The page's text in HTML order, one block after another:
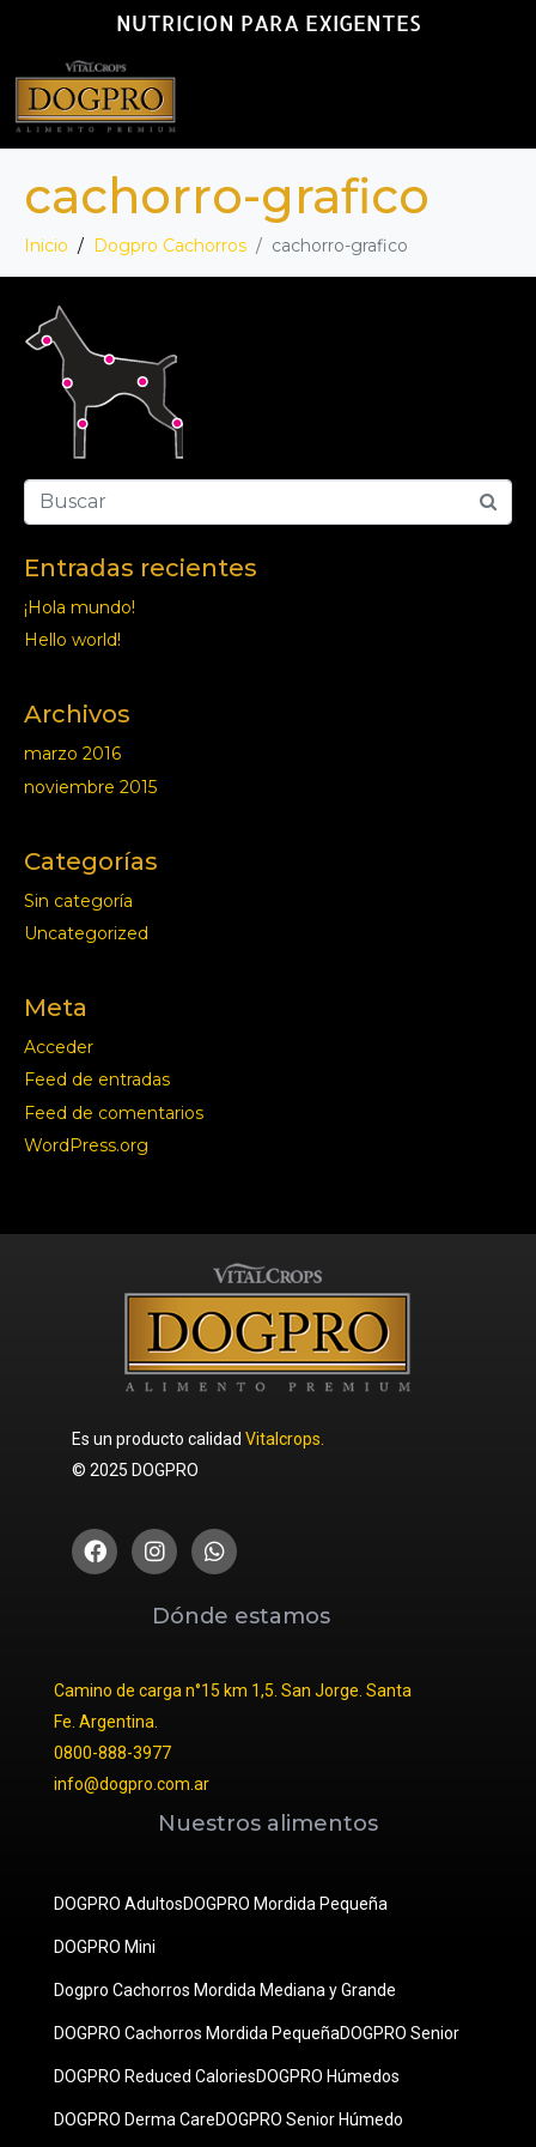
NUTRICION PARA EXIGENTES
cachorro-grafico
Inicio Dogpro Cachorros cachorro-grafico
Entradas recientes
¡Hola mundo!
Hello world!
Archivos
marzo 2016
noviembre 2015
Categorías
Sin categoría
Uncategorized
Meta
Acceder
Feed de entradas
Feed de comentarios
WordPress.org
Es un producto calidad Vitalcrops.
© 2025 DOGPRO
Dónde estamos
Camino de carga n°15 km 1,5. San Jorge. Santa
Fe. Argentina.
0800-888-3977
info@dogpro.com.ar
Nuestros alimentos
DOGPRO AdultosDOGPRO Mordida Pequeña
DOGPRO Mini
Dogpro Cachorros Mordida Mediana y Grande
DOGPRO Cachorros Mordida PequeñaDOGPRO Senior
DOGPRO Reduced CaloriesDOGPRO Húmedos
DOGPRO Derma CareDOGPRO Senior Húmedo